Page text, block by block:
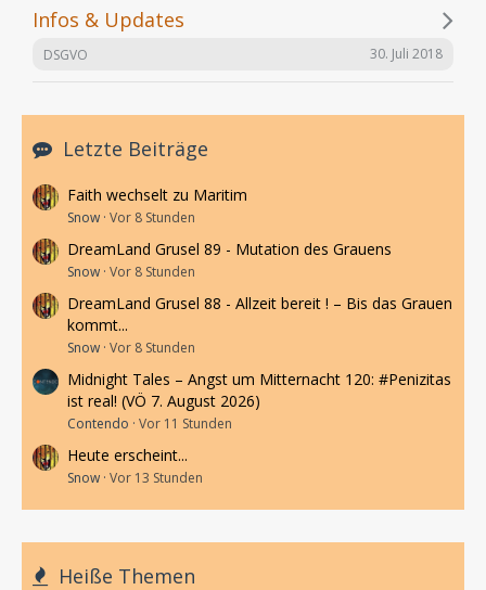
Infos & Updates
DSGVO 30. Juli 2018
Letzte Beiträge
Faith wechselt zu Maritim
Snow Vor 8 Stunden
DreamLand Grusel 89 - Mutation des Grauens
Snow Vor 8 Stunden
DreamLand Grusel 88 - Allzeit bereit ! – Bis das Grauen
kommt...
Snow Vor 8 Stunden
Midnight Tales – Angst um Mitternacht 120: #Penizitas
ist real! (VÖ 7. August 2026)
Contendo Vor 11 Stunden
Heute erscheint...
Snow Vor 13 Stunden
Heiße Themen